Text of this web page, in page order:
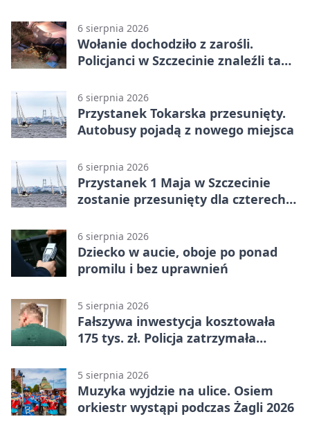
6 sierpnia 2026
Wołanie dochodziło z zarośli.
Policjanci w Szczecinie znaleźli tam
6 sierpnia 2026
Przystanek Tokarska przesunięty.
Autobusy pojadą z nowego miejsca
6 sierpnia 2026
Przystanek 1 Maja w Szczecinie
zostanie przesunięty dla czterech
6 sierpnia 2026
Dziecko w aucie, oboje po ponad
promilu i bez uprawnień
5 sierpnia 2026
Fałszywa inwestycja kosztowała
175 tys. zł. Policja zatrzymała
5 sierpnia 2026
Muzyka wyjdzie na ulice. Osiem
orkiestr wystąpi podczas Żagli 2026